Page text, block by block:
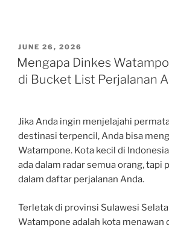
POSTED
ON
JUNE 26, 2026
Mengapa Dinkes
di Bucket List Perjalanan
Jika Anda ingin menjelajahi
destinasi terpencil, Anda bisa
Watampone. Kota kecil di
ada dalam radar semua orang, tapi
dalam daftar perjalanan Anda.
Terletak di provinsi Sulawesi
Watampone adalah kota menawan